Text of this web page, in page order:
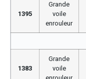
1395
Grande
voile
enrouleur
1383
Grande
voile